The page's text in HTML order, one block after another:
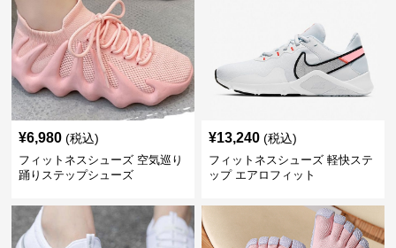
¥6,980 (税込)
フィットネスシューズ 空気巡り
踊りステップシューズ
¥13,240 (税込)
フィットネスシューズ 軽快ステ
ップ エアロフィット